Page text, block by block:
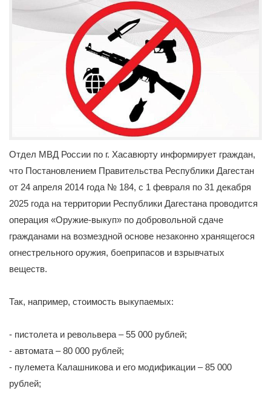
Отдел МВД России по г. Хасавюрту информирует граждан,
что Постановлением Правительства Республики Дагестан
от 24 апреля 2014 года № 184, с 1 февраля по 31 декабря
2025 года на территории Республики Дагестана проводится
операция «Оружие-выкуп» по добровольной сдаче
гражданами на возмездной основе незаконно хранящегося
огнестрельного оружия, боеприпасов и взрывчатых
веществ.
Так, например, стоимость выкупаемых:
- пистолета и револьвера – 55 000 рублей;
- автомата – 80 000 рублей;
- пулемета Калашникова и его модификации – 85 000
рублей;